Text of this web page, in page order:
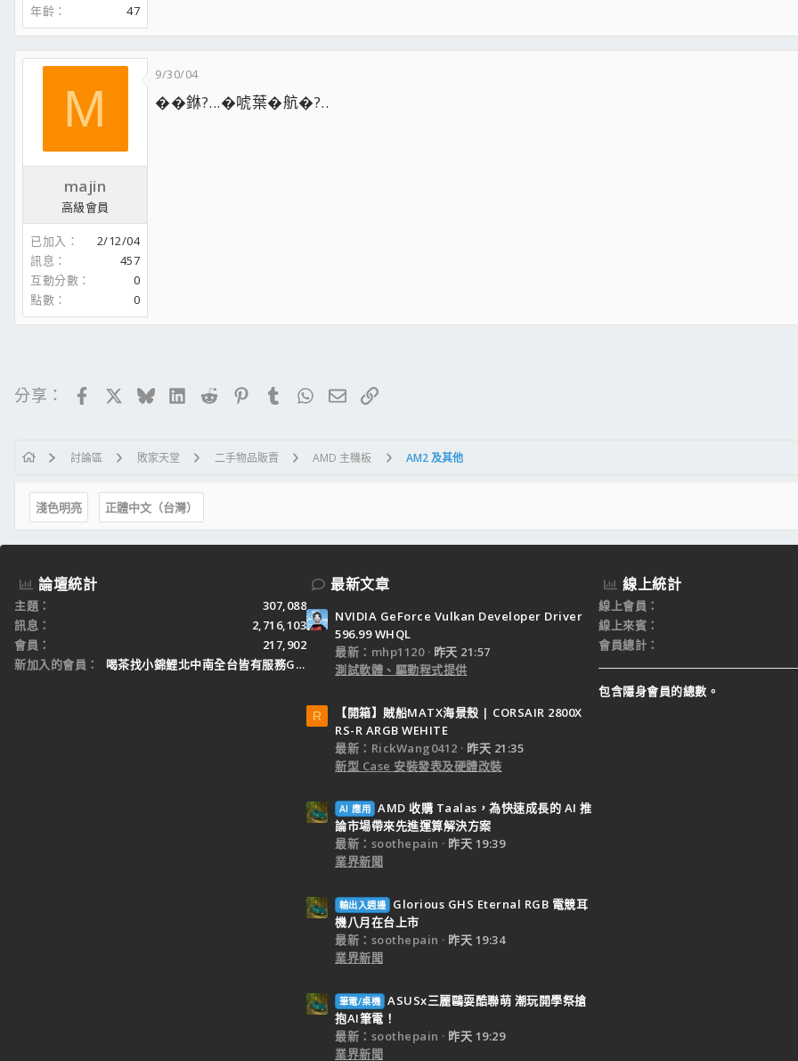
年齡
47
M
majin
高級會員
已加入
2/12/04
訊息
457
互動分數
0
點數
0
9/30/04
��銝?...�唬葉�航�?..
分享： FacebookBlueskyLinkedIn
RedditPinterestTumblrWhatsApp
電子郵件
連結
討論區 敗家天堂 二手物品販賣 AMD 主機板 AM2 及其他
淺色明亮 正體中文（台灣）
論壇統計
主題
307,088
訊息
2,716,103
會員
217,902
新加入的會員
喝茶找小錦鯉北中南全台皆有服務Gleezy：tw3
最新文章
NVIDIA GeForce Vulkan Developer Driver
596.99 WHQL
最新：mhp1120
昨天 21:57
測試軟體、驅動程式提供
R
【開箱】賊船MATX海景殼 | CORSAIR 2800X
RS-R ARGB WEHITE
最新：RickWang0412
昨天 21:35
新型 Case 安裝發表及硬體改裝
AI 應用 AMD 收購 Taalas，為快速成長的 AI 推
論市場帶來先進運算解決方案
最新：soothepain
昨天 19:39
業界新聞
輸出入週邊
Glorious GHS Eternal RGB 電競耳
機八月在台上市
最新：soothepain
昨天 19:34
業界新聞
筆電/桌機 ASUSx三麗鷗耍酷聯萌 潮玩開學祭搶
抱AI筆電！
最新：soothepain
昨天 19:29
業界新聞
線上統計
線上會員
線上來賓
會員總計
包含隱身會員的總數。